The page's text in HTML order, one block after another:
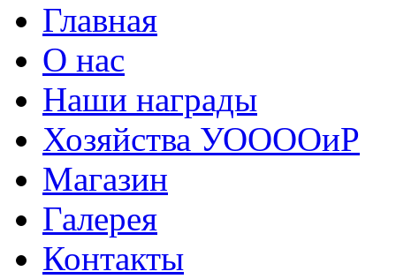
Главная
О нас
Наши награды
Хозяйства УООООиР
Магазин
Галерея
Контакты